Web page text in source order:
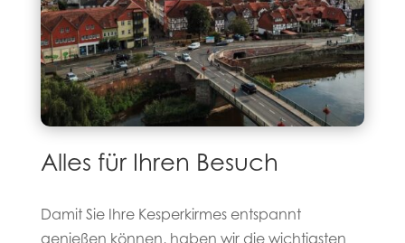
Alles für Ihren Besuch
Damit Sie Ihre Kesperkirmes entspannt